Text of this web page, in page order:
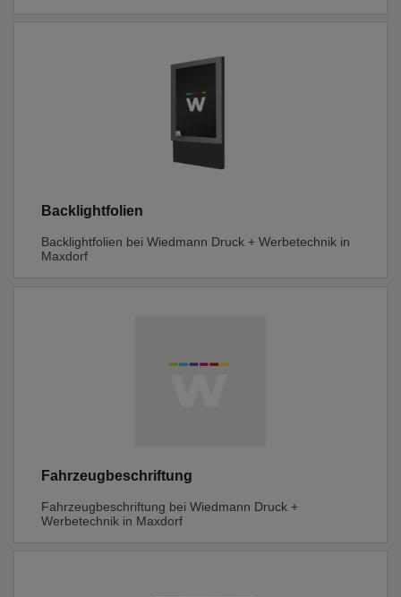
Backlightfolien
Backlightfolien bei Wiedmann Druck + Werbetechnik in
Maxdorf
Fahrzeugbeschriftung
Fahrzeugbeschriftung bei Wiedmann Druck +
Werbetechnik in Maxdorf